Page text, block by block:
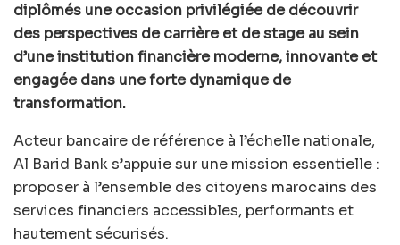
diplômés une occasion privilégiée de découvrir
des perspectives de carrière et de stage au sein
d’une institution financière moderne, innovante et
engagée dans une forte dynamique de
transformation.
Acteur bancaire de référence à l’échelle nationale,
Al Barid Bank s’appuie sur une mission essentielle :
proposer à l’ensemble des citoyens marocains des
services financiers accessibles, performants et
hautement sécurisés.